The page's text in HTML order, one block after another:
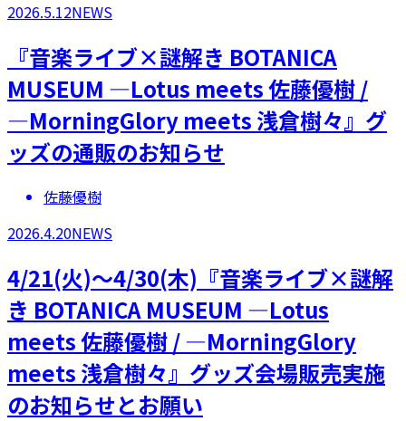
2026.5.12NEWS
『音楽ライブ×謎解き BOTANICA
MUSEUM ―Lotus meets 佐藤優樹 /
―MorningGlory meets 浅倉樹々』グ
ッズの通販のお知らせ
佐藤優樹
2026.4.20NEWS
4/21(火)～4/30(木)『音楽ライブ×謎解
き BOTANICA MUSEUM ―Lotus
meets 佐藤優樹 / ―MorningGlory
meets 浅倉樹々』グッズ会場販売実施
のお知らせとお願い